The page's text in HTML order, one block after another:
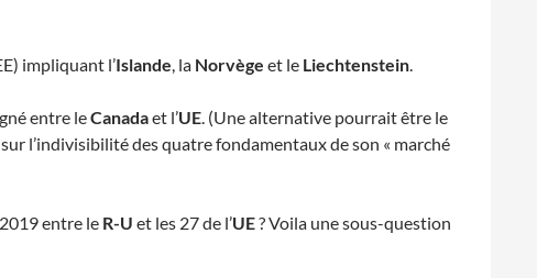
impliquant l’Islande, la Norvège et le Liechtenstein.
entre leCanadaet l’UE. (Une alternative pourrait être le
l’indivisibilité des quatre fondamentaux de son « marché
entre le R-U et les 27 de l’UE? Voila une sous-question